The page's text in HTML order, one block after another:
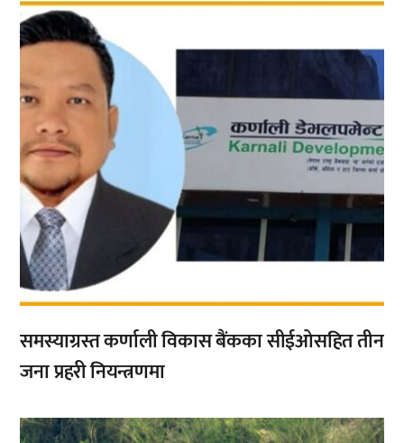
,
समस्याग्रस्त कर्णाली विकास बैंकका सीईओसहित तीन
जना प्रहरी नियन्त्रणमा
,